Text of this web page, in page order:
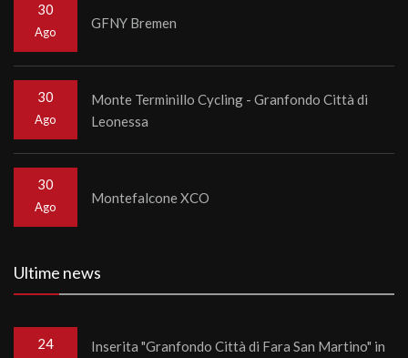
30
Ago
GFNY Bremen
30
Ago
Monte Terminillo Cycling - Granfondo Città di
Leonessa
30
Ago
Montefalcone XCO
Ultime news
24
Inserita "Granfondo Città di Fara San Martino" in